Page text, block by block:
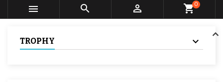
   shopping_cart0
TROPHY